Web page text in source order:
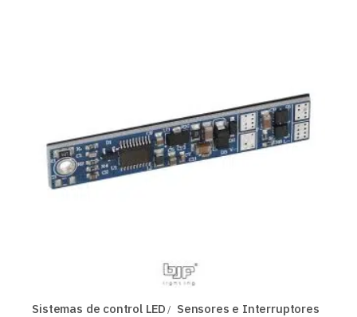
Sistemas de control LED Sensores e Interruptores